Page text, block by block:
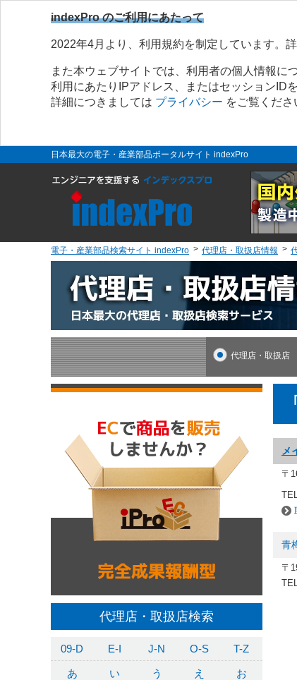
indexPro のご利用にあたって
2022年4月より、利用規約を制定しています。
また本ウェブサイトでは、利用者の個人情報に
利用にあたりIPアドレス、またはセッションID
詳細につきましては プライバシー をご覧くださ
日本最大の電子・産業部品ポータルサイト indexPro
電子・産業部品検索サイト indexPro 代理店・取扱店情報
代理店・取扱店
代理店・取扱店検索
09-D E-I J-N O-S T-Z
あ い う え お
メ
〒
青
〒